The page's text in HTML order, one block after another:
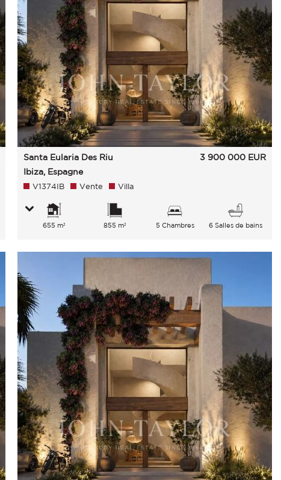
Santa Eularia Des Riu
Ibiza, Espagne
3 900 000 EUR
V1374IB Vente Villa
655 m² 855 m² 5 Chambres 6 Salles de bains